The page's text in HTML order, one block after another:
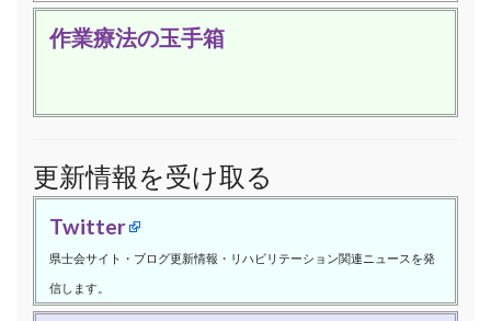
作業療法の玉手箱
更新情報を受け取る
Twitter
県士会サイト・ブログ更新情報・リハビリテーション関連ニュースを発
信します。